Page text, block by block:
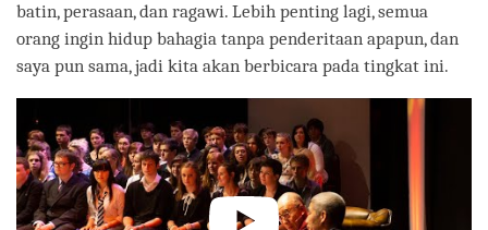
batin, perasaan, dan ragawi. Lebih penting lagi, semua
orang ingin hidup bahagia tanpa penderitaan apapun, dan
saya pun sama, jadi kita akan berbicara pada tingkat ini.